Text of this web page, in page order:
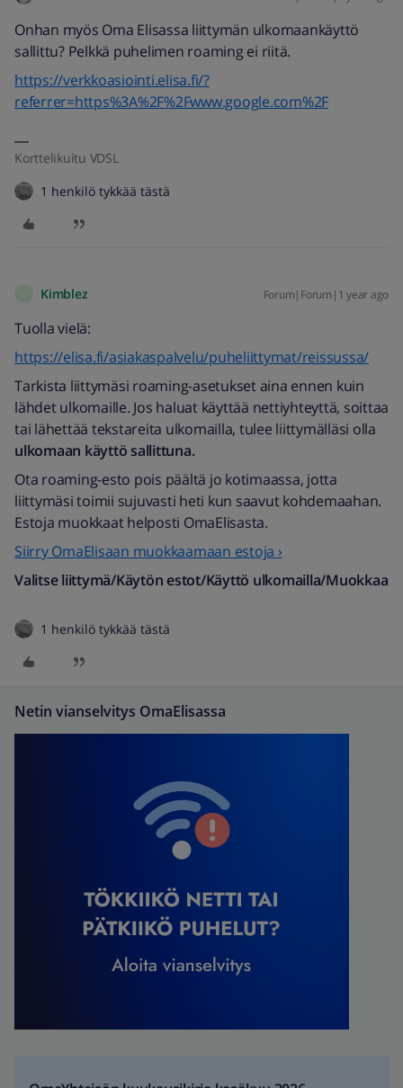
Onhan myös Oma Elisassa liittymän ulkomaankäyttö
sallittu? Pelkkä puhelimen roaming ei riitä.
https://verkkoasiointi.elisa.fi/?
referrer=https%3A%2F%2Fwww.google.com%2F
Korttelikuitu VDSL
1 henkilö tykkää tästä
Kimblez Forum|Forum|1 year ago
Tuolla vielä:
https://elisa.fi/asiakaspalvelu/puheliittymat/reissussa/
Tarkista liittymäsi roaming-asetukset aina ennen kuin
lähdet ulkomaille. Jos haluat käyttää nettiyhteyttä, soittaa
tai lähettää tekstareita ulkomailla, tulee liittymälläsi olla
ulkomaan käyttö sallittuna.
Ota roaming-esto pois päältä jo kotimaassa, jotta
liittymäsi toimii sujuvasti heti kun saavut kohdemaahan.
Estoja muokkaat helposti OmaElisasta.
Siirry OmaElisaan muokkaamaan estoja ›
Valitse liittymä/Käytön estot/Käyttö ulkomailla/Muokkaa
1 henkilö tykkää tästä
Netin vianselvitys OmaElisassa